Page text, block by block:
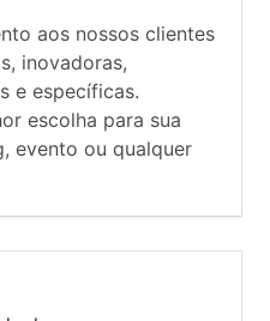
aos nossos clientes
inovadoras,
e específicas.
escolha para sua
evento ou qualquer